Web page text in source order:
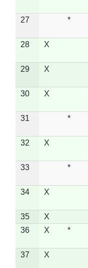
27 *
28 X
29 X
30 X
31 *
32 X
33 *
34 X
35 X
36
X *
37 X